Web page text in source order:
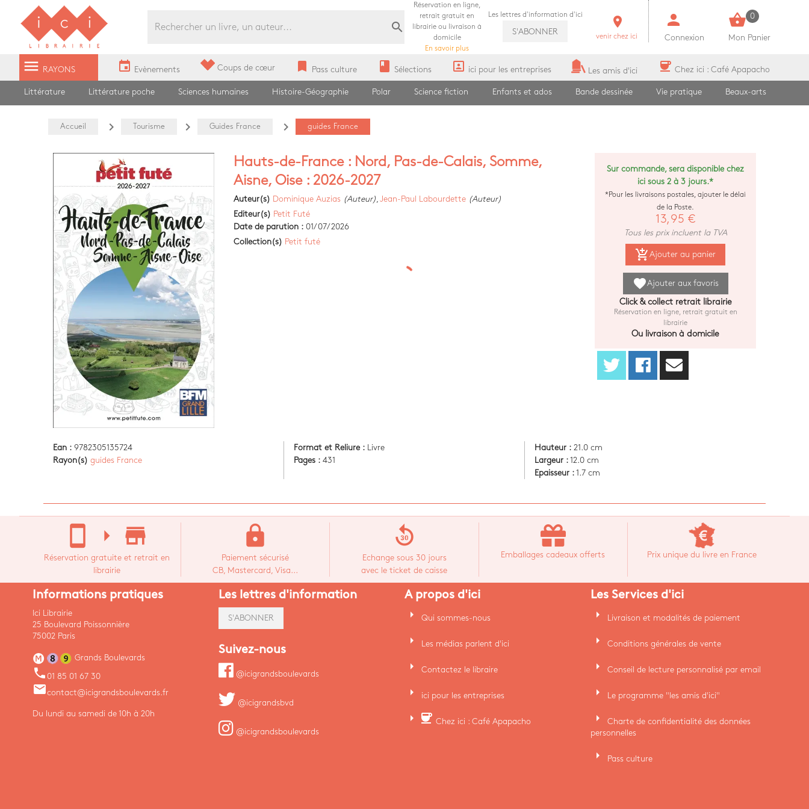
Librairie Ici Grands Boulevards
search
Réservation en ligne,
retrait gratuit en
librairie ou livraison à
domicile
En savoir plus
Les lettres d'information d'ici
S'ABONNER
room
venir chez ici
person
Connexion
shopping_basket 0
Mon Panier
menu RAYONS event Evènements Coups de cœur bookmark Pass culture book Sélections portrait ici pour les entreprises Les amis d'ici coffee Chez ici : Café Apapacho
Littérature Littérature poche Sciences humaines Histoire-Géographie Polar Science fiction Enfants et ados Bande dessinée Vie pratique Beaux-arts
Accueil navigate_next Tourisme navigate_next Guides France navigate_next guides France
Hauts-de-France : Nord, Pas-de-Calais, Somme,
Aisne, Oise : 2026-2027
Auteur(s) Dominique Auzias (Auteur) Jean-Paul Labourdette (Auteur)
Editeur(s) Petit Futé
Date de parution : 01/07/2026
Collection(s) Petit futé
Sur commande, sera disponible chez
ici sous 2 à 3 jours.*
*Pour les livraisons postales, ajouter le délai
de la Poste.
13,95 €
Tous les prix incluent la TVA
add_shopping_cart Ajouter au panier
favoriteAjouter aux favoris
Click & collect retrait librairie
Réservation en ligne, retrait gratuit en
librairie
Ou livraison à domicile
Ean : 9782305135724
Rayon(s) guides France
Format et Reliure :
Livre
Pages : 431
Hauteur : 21.0 cm
Largeur : 12.0 cm
Epaisseur : 1.7 cm
stay_current_portrait arrow_right store_mall_directory
Réservation gratuite et retrait en
librairie
lock
Paiement sécurisé
CB, Mastercard, Visa...
replay_30
Echange sous 30 jours
avec le ticket de caisse
Emballages cadeaux offerts Prix unique du livre en France
Informations pratiques
Ici Librairie
25 Boulevard Poissonnière
75002 Paris
Grands Boulevards
phone 01 85 01 67 30
emailcontact@icigrandsboulevards.fr
Du lundi au samedi de 10h à 20h
Les lettres d'information
S'ABONNER
Suivez-nous
@icigrandsboulevards
@icigrandsbvd
@icigrandsboulevards
A propos d'ici
arrow_right Qui sommes-nous
arrow_right Les médias parlent d'ici
arrow_right Contactez le libraire
arrow_right ici pour les entreprises
arrow_right coffee Chez ici : Café Apapacho
Les Services d'ici
arrow_right Livraison et modalités de paiement
arrow_right Conditions générales de vente
arrow_right Conseil de lecture personnalisé par email
arrow_right Le programme "les amis d'ici"
arrow_right
Charte de confidentialité des données
personnelles
arrow_right Pass culture